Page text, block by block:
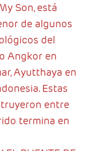
Son, está
de algunos
del
Angkor en
Ayutthaya en
Estas
entre
termina en